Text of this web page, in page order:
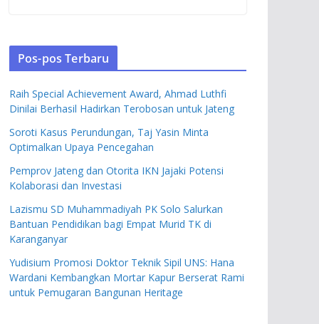
Pos-pos Terbaru
Raih Special Achievement Award, Ahmad Luthfi
Dinilai Berhasil Hadirkan Terobosan untuk Jateng
Soroti Kasus Perundungan, Taj Yasin Minta
Optimalkan Upaya Pencegahan
Pemprov Jateng dan Otorita IKN Jajaki Potensi
Kolaborasi dan Investasi
Lazismu SD Muhammadiyah PK Solo Salurkan
Bantuan Pendidikan bagi Empat Murid TK di
Karanganyar
Yudisium Promosi Doktor Teknik Sipil UNS: Hana
Wardani Kembangkan Mortar Kapur Berserat Rami
untuk Pemugaran Bangunan Heritage